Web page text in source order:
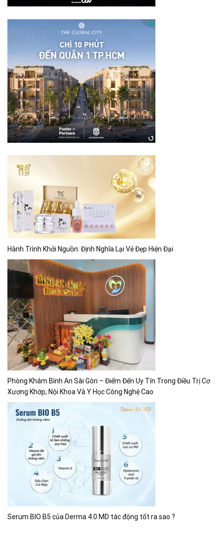
Hành Trình Khởi Nguồn: Định Nghĩa Lại Vẻ Đẹp Hiện Đại
Phòng Khám Bình An Sài Gòn – Điểm Đến Uy Tín Trong Điều Trị Cơ
Xương Khớp, Nội Khoa Và Y Học Công Nghệ Cao
Serum BIO B5 của Derma 4.0 MD tác động tốt ra sao ?